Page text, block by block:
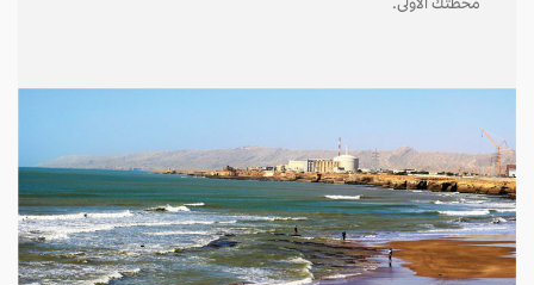
محطتك الأولى.